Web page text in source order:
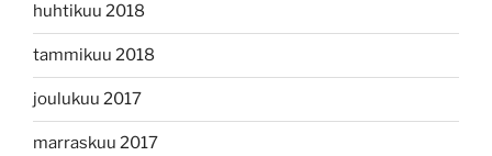
huhtikuu 2018
tammikuu 2018
joulukuu 2017
marraskuu 2017